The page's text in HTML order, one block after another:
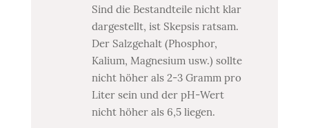
Sind die Bestandteile nicht klar
dargestellt, ist Skepsis ratsam.
Der Salzgehalt (Phosphor,
Kalium, Magnesium usw.) sollte
nicht höher als 2-3 Gramm pro
Liter sein und der pH-Wert
nicht höher als 6,5 liegen.